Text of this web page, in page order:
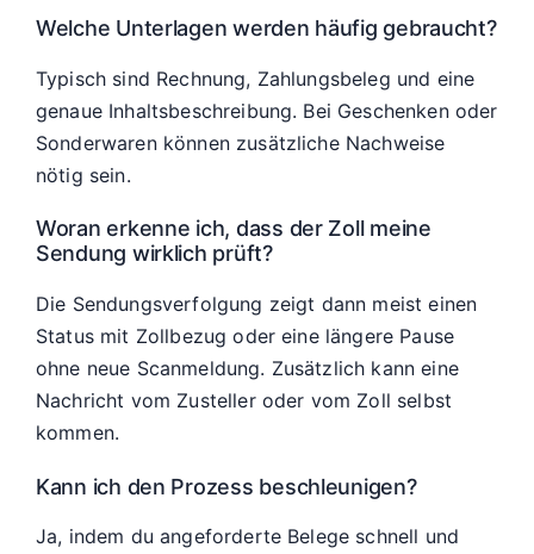
Welche Unterlagen werden häufig gebraucht?
Typisch sind Rechnung, Zahlungsbeleg und eine
genaue Inhaltsbeschreibung. Bei Geschenken oder
Sonderwaren können zusätzliche Nachweise
nötig sein.
Woran erkenne ich, dass der Zoll meine
Sendung wirklich prüft?
Die Sendungsverfolgung zeigt dann meist einen
Status mit Zollbezug oder eine längere Pause
ohne neue Scanmeldung. Zusätzlich kann eine
Nachricht vom Zusteller oder vom Zoll selbst
kommen.
Kann ich den Prozess beschleunigen?
Ja, indem du angeforderte Belege schnell und